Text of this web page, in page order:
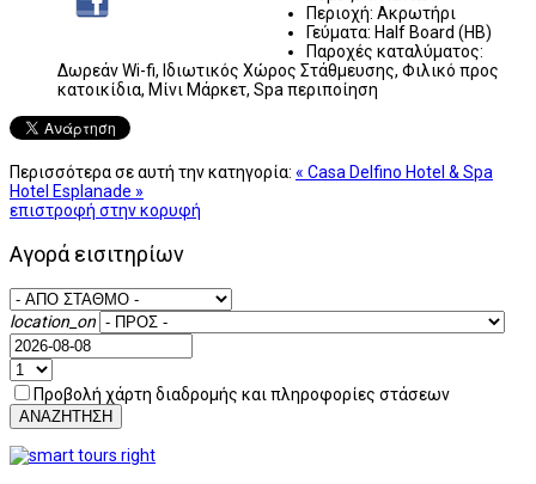
Περιοχή: Ακρωτήρι
Γεύματα: Half Board (HB)
Παροχές καταλύματος:
Δωρεάν Wi-fi, Ιδιωτικός Χώρος Στάθμευσης, Φιλικό προς
κατοικίδια, Μίνι Μάρκετ, Spa περιποίηση
Περισσότερα σε αυτή την κατηγορία: « Casa Delfino Hotel & Spa
Hotel Esplanade »
επιστροφή στην κορυφή
Αγορά εισιτηρίων
location_on
Προβολή χάρτη διαδρομής και πληροφορίες στάσεων
ΑΝΑΖΗΤΗΣΗ